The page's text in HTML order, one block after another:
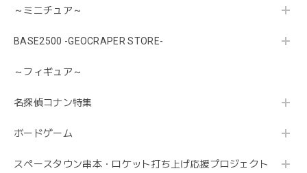
～ミニチュア～
BASE2500 -GEOCRAPER STORE-
～フィギュア～
名探偵コナン特集
ボードゲーム
スペースタウン串本・ロケット打ち上げ応援プロジェクト